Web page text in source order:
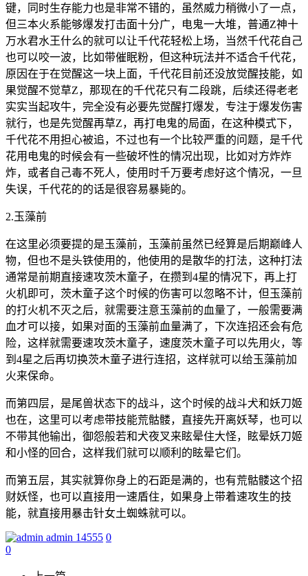
键，同时生存能力也是非常不错的，虽然威力稍微小了一点，
但三本火系能够爆发打击面十分广，电鬼一大堆，普通Z神十
万水君水王什么的就可以让千代花轻松上场，当然千代花自己
也可以咬一波，比如带催眠粉，但这种玩法并不适合千代花，
原因在于在觉醒这一块上面，千代花目前还没放觉醒技能，如
果觉醒不觉草Z，那现在的千代花只有二段跳，后续还得老老
实实当起攻牛，完全没有必要先觉醒打爆发，专注于爆发伤害
就行，也是先觉醒再草Z，再打电鬼的局面，在这种模式下，
千代花不用担心被追，不过也有一个比较严重的问题，是千代
花用电鬼的时候会有一些破坏性的情况出现，比如对方炸炸
炸，或者自己毒不死人，使用时千万要考虑好这个情况，一旦
失误，千代花的的话是很容易暴毙的。
2.玉藻前
在这里必须要提的是玉藻前，玉藻前虽然已经算是后期巅峰人
物，但也不是头铁使用的，他使用的是散华的打法，这种打法
通常是前期直接速攻茨木童子，在攒到4星的情况下，再上打
火机即可，茨木童子这个时候的伤害可以忽略不计，但玉藻前
的打火机不灭之后，就需要注意玉藻前的血量了，一般需要满
血才可以接，如果对面的玉藻前血量满了，下次连招还会有危
险，这样就需要速攻茨木童子，速度茨木童子可以先用火，等
到4星之后再切换茨木童子进行连招，这样就可以给玉藻前加
火来保命。
而第四层，是尾兽状态下的战斗，这个时候的战斗犬和妖刀姬
也在，这里可以考虑带技能荒骷髅，直接先开离妖琴，也可以
不带其他输出，御怨般若和犬夜叉来眩晕住大怪，眩晕妖刀姬
和小怪的回合，这样我们就可以顺利的眩晕它们。
而第五层，其实就算你身上的石距是满的，也有荒骷髅这个招
财妖怪，也可以直接用一速盾住，如果身上带着速攻生的技
能，就直接用暴击针女土蜘蛛就可以。
admin 14555 0
0